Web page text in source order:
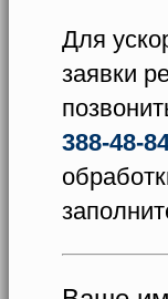
Для
заявки
388-48-